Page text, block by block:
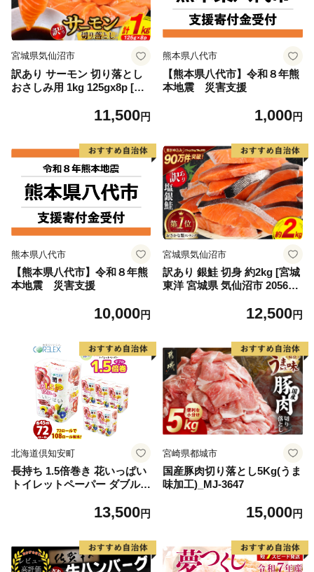
宮城県気仙沼市
訳あり サーモン 切り落とし
おさしみ用 1kg 125gx8p [足
4313] 魚 魚介類 鮭 お刺し身
介
11,500円
熊本県八代市
【熊本県八代市】令和８年熊
本地震 災害支援
1,000円
熊本県八代市
【熊本県八代市】令和８年熊
本地震 災害支援
10,000円
宮城県気仙沼市
訳あり 銀鮭 切身 約2kg [宮城
東洋 宮城県 気仙沼市 205649
格外 不揃い さけ サケ 鮭切身
切り身 魚 わけあり
12,500円
北海道倶知安町
長持ち 1.5倍巻き 花いっぱい
トイレットペーパー ダブル 4
プリント ハーブ 香り付き 日
品 備蓄 送料無料 北海道 倶知
安町 日用品
13,500円
宮崎県都城市
国産豚肉切り落とし5Kg(うま
味加工)_MJ-3647
15,000円